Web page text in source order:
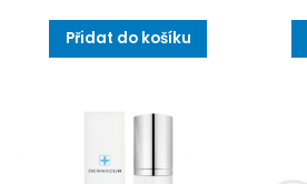
Přidat do košíku